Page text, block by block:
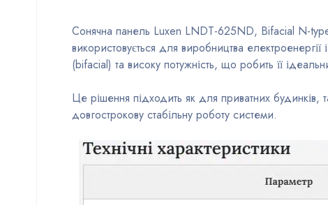
Сонячна панель Luxen LNDT-625ND, Bifacial N-
використовується для виробництва
(bifacial) та високу потужність, що робить її
Це рішення підходить як для приватних
довгострокову стабільну роботу системи.